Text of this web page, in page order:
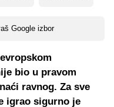
Google izbor
bio u pravom
ravnog. Za sve
igrao sigurno je